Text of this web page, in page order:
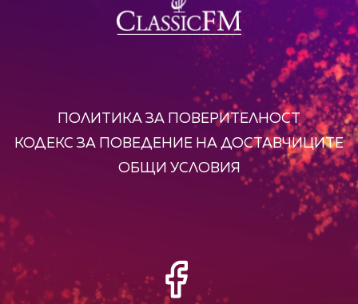
ПОЛИТИКА ЗА ПОВЕРИТЕЛНОСТ
КОДЕКС ЗА ПОВЕДЕНИЕ НА ДОСТАВЧИЦИТЕ
ОБЩИ УСЛОВИЯ